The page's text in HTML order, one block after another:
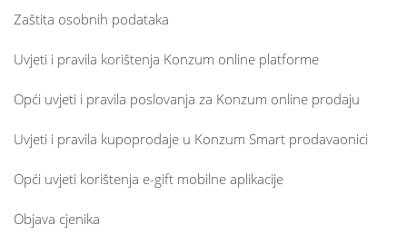
Zaštita osobnih podataka
Uvjeti i pravila korištenja Konzum online platforme
Opći uvjeti i pravila poslovanja za Konzum online prodaju
Uvjeti i pravila kupoprodaje u Konzum Smart prodavaonici
Opći uvjeti korištenja e-gift mobilne aplikacije
Objava cjenika